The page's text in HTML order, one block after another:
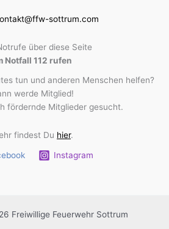
sottrum.com
über diese Seite
Notfall 112 rufen
tun und anderen Menschen helfen?
werde Mitglied!
fördernde Mitglieder gesucht.
findest Du hier.
Instagram
Freiwillige Feuerwehr Sottrum